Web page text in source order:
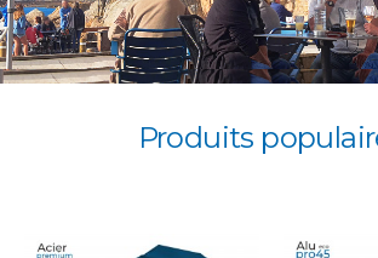
575 € HT
Produits